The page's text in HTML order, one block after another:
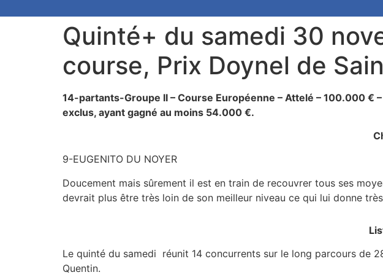
Quinté+ du samedi 30
course, Prix Doynel de
14-partants-Groupe II – Course Européenne – Attelé – 100.000 €
exclus, ayant gagné au moins 54.000 €.
9-EUGENITO DU NOYER
Doucement mais sûrement il est en train de recouvrer tous ses
devrait plus être très loin de son meilleur niveau ce qui lui donne
Le quinté du samedi réunit 14 concurrents sur le long parcours de
Quentin.